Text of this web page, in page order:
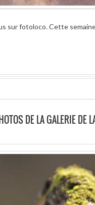
sur fotoloco. Cette
DE LA GALERIE DE